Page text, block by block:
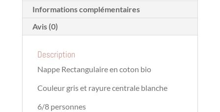
Informations complémentaires
Avis (0)
Description
Nappe Rectangulaire en coton bio
Couleur gris et rayure centrale blanche
6/8 personnes